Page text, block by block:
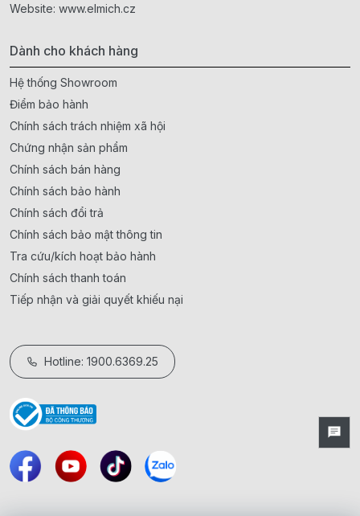
Website: www.elmich.cz
Dành cho khách hàng
Hệ thống Showroom
Điểm bảo hành
Chính sách trách nhiệm xã hội
Chứng nhận sản phẩm
Chính sách bán hàng
Chính sách bảo hành
Chính sách đổi trả
Chính sách bảo mật thông tin
Tra cứu/kích hoạt bảo hành
Chính sách thanh toán
Tiếp nhận và giải quyết khiếu nại
Hotline: 1900.6369.25